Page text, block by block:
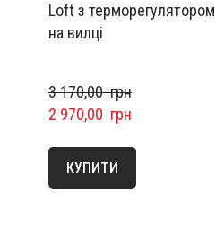
Loft з терморегулятором
на вилці
3 170,00  грн
2 970,00  грн
КУПИТИ